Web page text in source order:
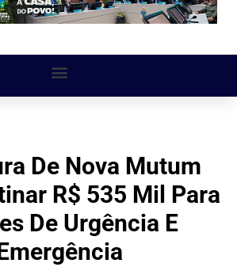
De Nova Mutum
R$ 535 Mil Para
De Urgência E